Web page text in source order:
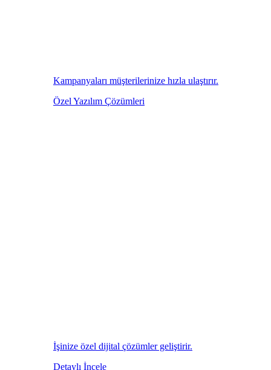
Kampanyaları müşterilerinize hızla ulaştırır.
Özel Yazılım Çözümleri
İşinize özel dijital çözümler geliştirir.
Detaylı İncele